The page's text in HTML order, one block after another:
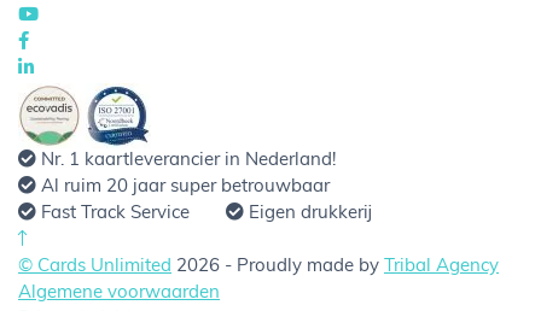
Nr. 1 kaartleverancier in Nederland!
Al ruim 20 jaar super betrouwbaar
Fast Track Service
Eigen drukkerij
© Cards Unlimited 2026 - Proudly made by Tribal Agency
Algemene voorwaarden